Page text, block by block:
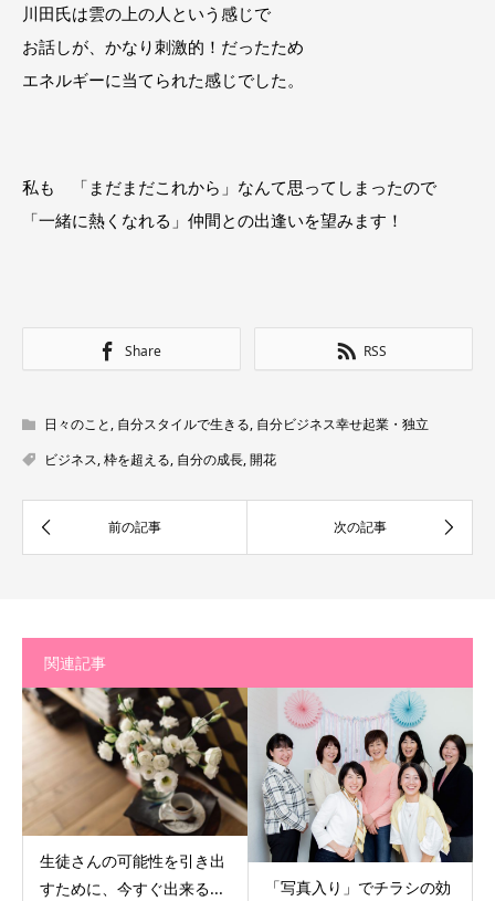
川田氏は雲の上の人という感じで
お話しが、かなり刺激的！だったため
エネルギーに当てられた感じでした。
私も 「まだまだこれから」なんて思ってしまったので
「一緒に熱くなれる」仲間との出逢いを望みます！
Share RSS
日々のこと, 自分スタイルで生きる, 自分ビジネス幸せ起業・独立
ビジネス,枠を超える, 自分の成長,開花
関連記事
生徒さんの可能性を引き出
すために、今すぐ出来る...
「写真入り」でチラシの効